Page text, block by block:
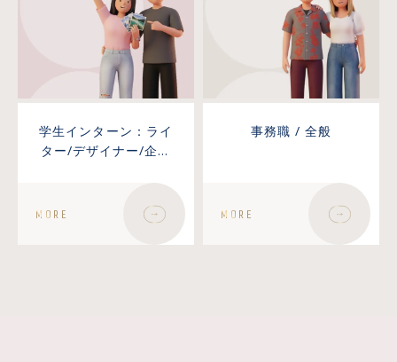
学生インターン：ライ
ター/デザイナー/企画
MORE
事務職 / 全般
MORE